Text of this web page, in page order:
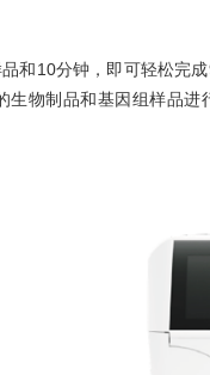
和10分钟，即可轻松完
物制品和基因组样品进